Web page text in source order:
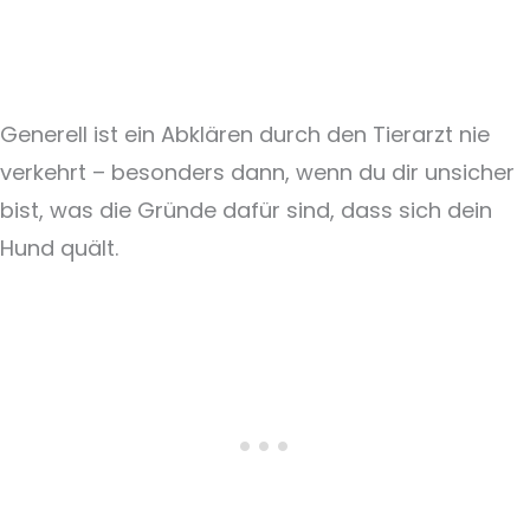
Generell ist ein Abklären durch den Tierarzt nie
verkehrt – besonders dann, wenn du dir unsicher
bist, was die Gründe dafür sind, dass sich dein
Hund quält.